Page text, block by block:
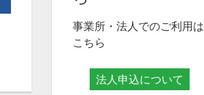
事業所・法人でのご利用は
こちら
法人申込について